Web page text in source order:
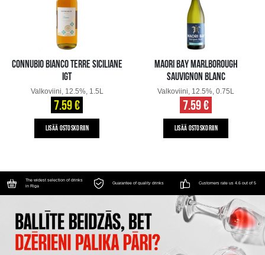
CONNUBIO BIANCO TERRE SICILIANE
IGT
Valkoviini, 12.5%, 1.5L
7.59 €
LISÄÄ OSTOSKORIIN
MAORI BAY MARLBOROUGH
SAUVIGNON BLANC
Valkoviini, 12.5%, 0.75L
7.59 €
LISÄÄ OSTOSKORIIN
The widest selection of drinks
in Riga
Guarantee of quality drinks Customers rate us 4.6 out of 5